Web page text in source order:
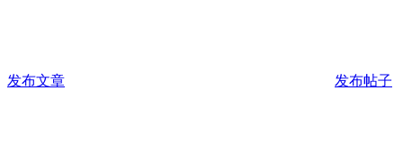
发布文章 发布帖子